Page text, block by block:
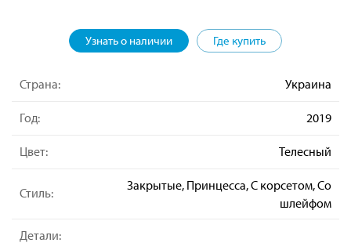
Узнать о наличии Где купить
Страна: Украина
Год: 2019
Цвет: Телесный
Стиль:
Закрытые, Принцесса, С корсетом, Со
шлейфом
Детали: